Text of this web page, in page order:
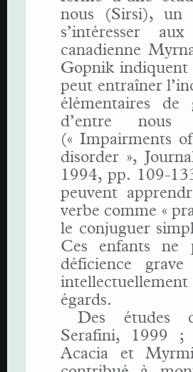
nous (Sirsi), un
s’intéresser
canadienne
Gopnik indiquent
peut entraîner
élémentaires
d’entre nous
(« Impairments
disorder »,
1994, pp. 109-
peuvent
verbe comme «
le conjuguer
Ces enfants ne
déficience
égards.
Des études
Serafini, 1999
Acacia et